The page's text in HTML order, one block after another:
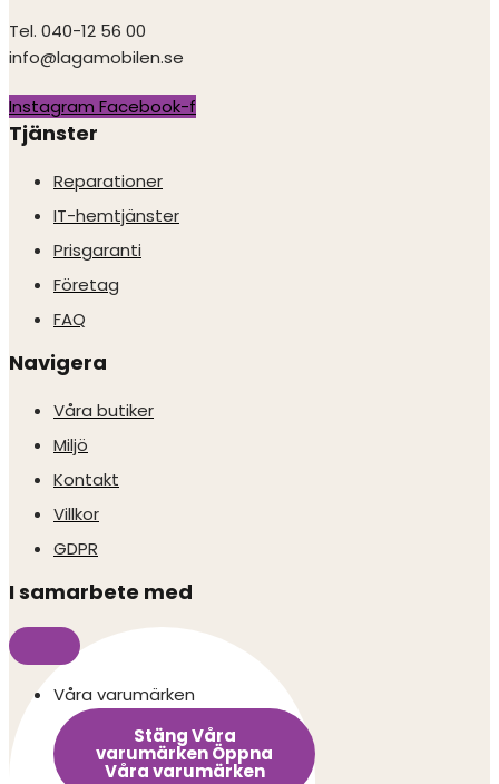
Tel. 040-12 56 00
info@lagamobilen.se
Instagram Facebook-f
Tjänster
Reparationer
IT-hemtjänster
Prisgaranti
Företag
FAQ
Navigera
Våra butiker
Miljö
Kontakt
Villkor
GDPR
I samarbete med
Våra varumärken
Stäng Våra
varumärkenÖppna
Våra varumärken